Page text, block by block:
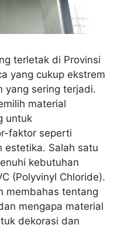
terletak di Provinsi
yang cukup ekstrem
yang sering terjadi.
material
untuk
faktor seperti
estetika. Salah satu
kebutuhan
(Polyvinyl Chloride).
membahas tentang
mengapa material
dekorasi dan